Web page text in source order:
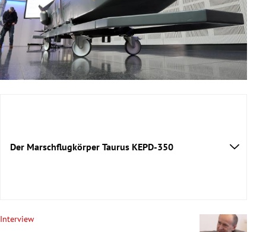
Der Marschflugkörper Taurus KEPD-350
Interview